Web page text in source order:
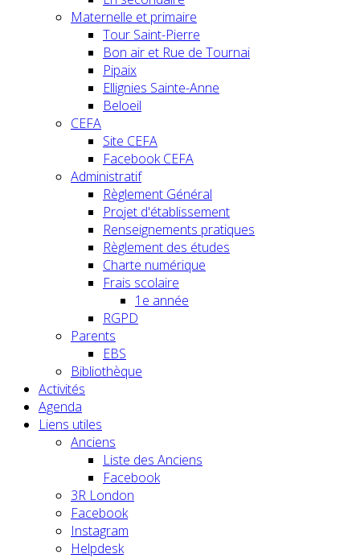
Maternelle et primaire
Tour Saint-Pierre
Bon air et Rue de Tournai
Pipaix
Ellignies Sainte-Anne
Beloeil
CEFA
Site CEFA
Facebook CEFA
Administratif
Règlement Général
Projet d'établissement
Renseignements pratiques
Règlement des études
Charte numérique
Frais scolaire
1e année
RGPD
Parents
EBS
Bibliothèque
Activités
Agenda
Liens utiles
Anciens
Liste des Anciens
Facebook
3R London
Facebook
Instagram
Helpdesk